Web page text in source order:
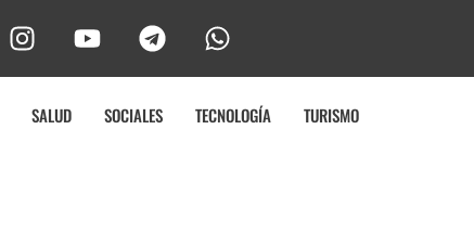
SALUD SOCIALES TECNOLOGÍA TURISMO